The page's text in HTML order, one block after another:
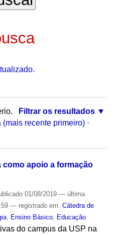
Filtrar os resultados
(mais recente primeiro) ·
apoio a formação
01/08/2019 — última
— registrado em: Cátedra de
, Ensino Básico, Educação
do campus da USP na